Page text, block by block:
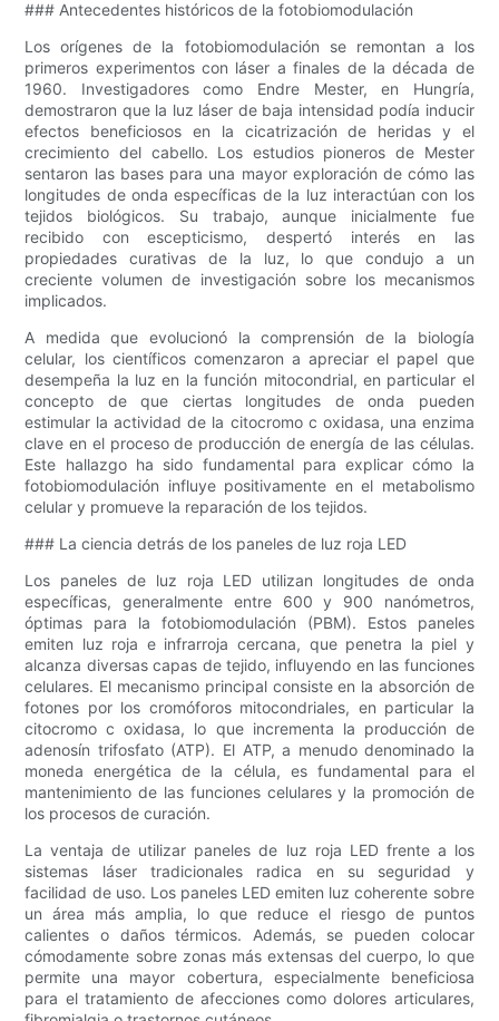
### Antecedentes históricos de la fotobiomodulación
Los orígenes de la fotobiomodulación se remontan a los
primeros experimentos con láser a finales de la década de
1960. Investigadores como Endre Mester, en Hungría,
demostraron que la luz láser de baja intensidad podía inducir
efectos beneficiosos en la cicatrización de heridas y el
crecimiento del cabello. Los estudios pioneros de Mester
sentaron las bases para una mayor exploración de cómo las
longitudes de onda específicas de la luz interactúan con los
tejidos biológicos. Su trabajo, aunque inicialmente fue
recibido con escepticismo, despertó interés en las
propiedades curativas de la luz, lo que condujo a un
creciente volumen de investigación sobre los mecanismos
implicados.
A medida que evolucionó la comprensión de la biología
celular, los científicos comenzaron a apreciar el papel que
desempeña la luz en la función mitocondrial, en particular el
concepto de que ciertas longitudes de onda pueden
estimular la actividad de la citocromo c oxidasa, una enzima
clave en el proceso de producción de energía de las células.
Este hallazgo ha sido fundamental para explicar cómo la
fotobiomodulación influye positivamente en el metabolismo
celular y promueve la reparación de los tejidos.
### La ciencia detrás de los paneles de luz roja LED
Los paneles de luz roja LED utilizan longitudes de onda
específicas, generalmente entre 600 y 900 nanómetros,
óptimas para la fotobiomodulación (PBM). Estos paneles
emiten luz roja e infrarroja cercana, que penetra la piel y
alcanza diversas capas de tejido, influyendo en las funciones
celulares. El mecanismo principal consiste en la absorción de
fotones por los cromóforos mitocondriales, en particular la
citocromo c oxidasa, lo que incrementa la producción de
adenosín trifosfato (ATP). El ATP, a menudo denominado la
moneda energética de la célula, es fundamental para el
mantenimiento de las funciones celulares y la promoción de
los procesos de curación.
La ventaja de utilizar paneles de luz roja LED frente a los
sistemas láser tradicionales radica en su seguridad y
facilidad de uso. Los paneles LED emiten luz coherente sobre
un área más amplia, lo que reduce el riesgo de puntos
calientes o daños térmicos. Además, se pueden colocar
cómodamente sobre zonas más extensas del cuerpo, lo que
permite una mayor cobertura, especialmente beneficiosa
para el tratamiento de afecciones como dolores articulares,